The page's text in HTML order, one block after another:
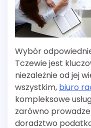
Wybór
Tczewie jest
niezależnie od jej
wszystkim, biuro
kompleksowe
zarówno
doradztwo